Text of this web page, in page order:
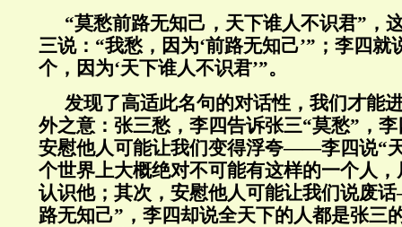
“莫愁前路无知己，天下谁人不识君”，
三说：“我愁，因为‘前路无知己’”；李四就
个，因为‘天下谁人不识君’”。
发现了高适此名句的对话性，我们才能
外之意：张三愁，李四告诉张三“莫愁”，
安慰他人可能让我们变得浮夸——李四说“
个世界上大概绝对不可能有这样的一个人
认识他；其次，安慰他人可能让我们说废
路无知己”，李四却说全天下的人都是张三